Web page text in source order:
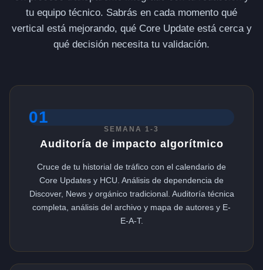
tu equipo técnico. Sabrás en cada momento qué
vertical está mejorando, qué Core Update está cerca y
qué decisión necesita tu validación.
01
SEMANA 1-3
Auditoría de impacto algorítmico
Cruce de tu historial de tráfico con el calendario de
Core Updates y HCU. Análisis de dependencia de
Discover, News y orgánico tradicional. Auditoría técnica
completa, análisis del archivo y mapa de autores y E-
E-A-T.